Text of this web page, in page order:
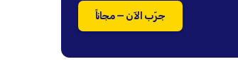
جرّب الآن — مجاناً